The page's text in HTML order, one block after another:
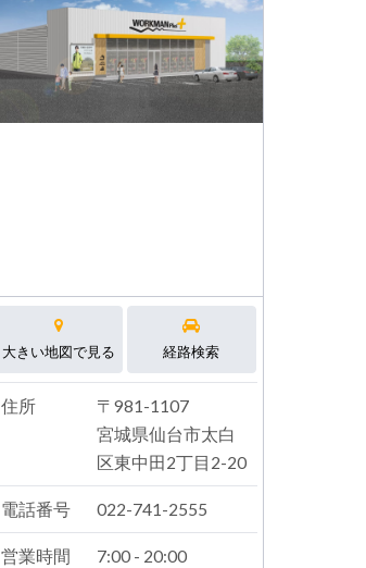
大きい地図で見る 経路検索
住所
〒981-1107
宮城県仙台市太白
区東中田2丁目2-20
電話番号 022-741-2555
営業時間 7:00 - 20:00